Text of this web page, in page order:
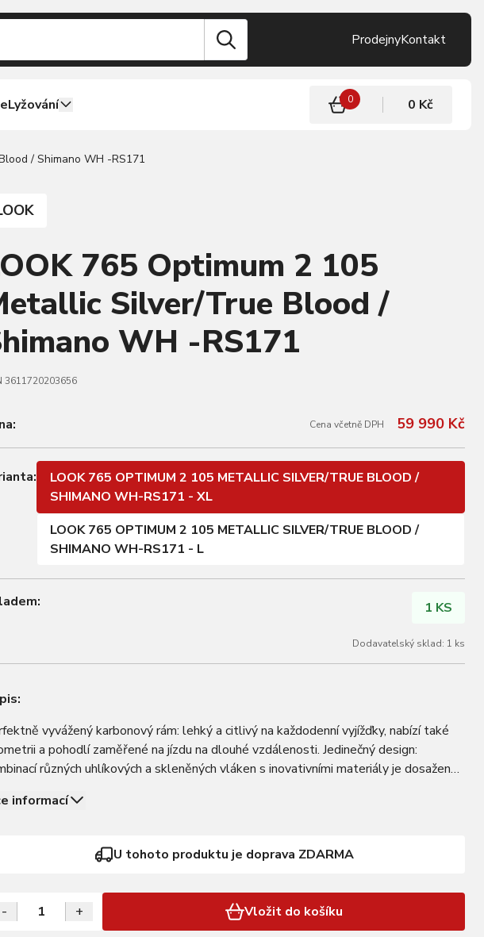
ProdejnyKontakt
Lyžování 0 0 Kč
/ Shimano WH -RS171
765 Optimum 2 105
Silver/True Blood /
WH -RS171
3611720203656
Cena včetně DPH 59 990 Kč
LOOK 765 OPTIMUM 2 105 METALLIC SILVER/TRUE BLOOD /
SHIMANO WH-RS171 - XL
LOOK 765 OPTIMUM 2 105 METALLIC SILVER/TRUE BLOOD /
SHIMANO WH-RS171 - L
1 KS
Dodavatelský sklad: 1 ks
vyvážený karbonový rám: lehký a citlivý na každodenní vyjížďky, nabízí také
a pohodlí zaměřené na jízdu na dlouhé vzdálenosti. Jedinečný design:
různých uhlíkových a skleněných vláken s inovativními materiály je dosaženo
informací
U tohoto produktu je doprava ZDARMA
- + Vložit do košíku